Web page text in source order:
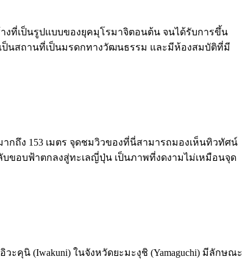
งที่เป็นรูปแบบของยุคมุโรมาจิตอนต้น จนได้รับการขึ้น
ป็นสถานที่เป็นมรดกทางวัฒนธรรม และมีห้องสมบัติที่มี
ถึง 153 เมตร จุดชมวิวของที่นี่สามารถมองเห็นทิวทัศน์
บขอบฟ้าตกลงสู่ทะเลญี่ปุ่น เป็นภาพที่งดงามไม่เหมือนจุด
คุนิ (Iwakuni) ในจังหวัดยะมะงุชิ (Yamaguchi) มีลักษณะ